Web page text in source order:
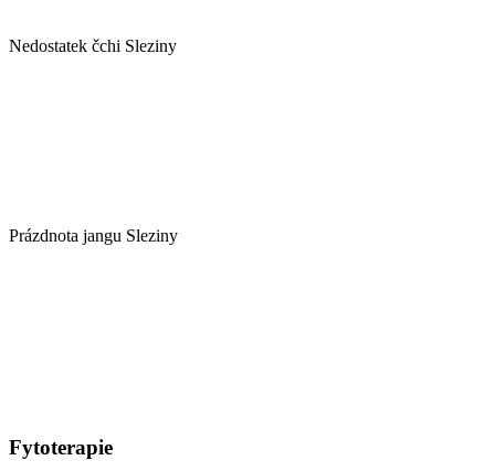
Nedostatek čchi Sleziny
Prázdnota jangu Sleziny
Fytoterapie